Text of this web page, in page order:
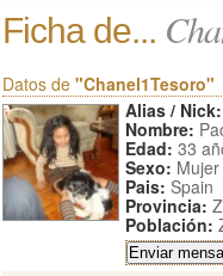
Ficha de...
Datos de "Chanel1Tesoro"
Alias / Nick:
Nombre:
Edad: 33
Sexo: Mujer
Pais: Spain
Provincia:
Población: